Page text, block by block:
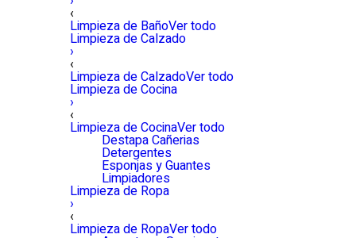
‹
Limpieza de BañoVer todo
Limpieza de Calzado
›
‹
Limpieza de CalzadoVer todo
Limpieza de Cocina
›
‹
Limpieza de CocinaVer todo
Destapa Cañerias
Detergentes
Esponjas y Guantes
Limpiadores
Limpieza de Ropa
›
‹
Limpieza de RopaVer todo